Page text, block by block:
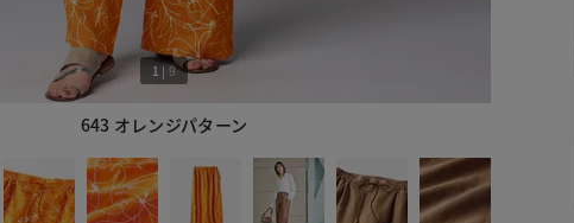
643 オレンジパターン
1 | 9